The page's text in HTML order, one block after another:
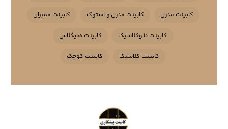
کابینت مدرن کابینت مدرن و استوک کابینت ممبران
کابینت نئوکلاسیک کابینت هایگلاس
کابینت کلاسیک کابینت کوچک